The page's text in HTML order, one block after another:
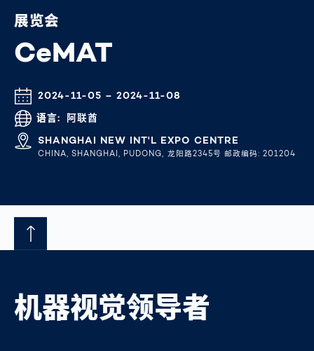
展览会
CeMAT
LANG-ID:LABEL-DATETIME
2024-11-05 – 2024-11-08
语言 阿联酋
ORT
SHANGHAI NEW INT'L EXPO CENTRE
CHINA, SHANGHAI, PUDONG, 龙阳路2345号 邮政编码: 201204
机器视觉领导者